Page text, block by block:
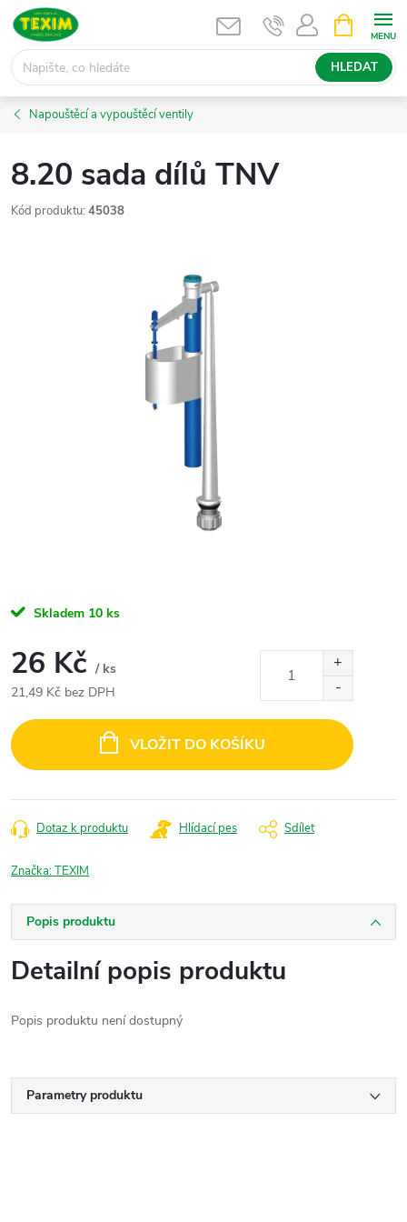
Přejít
obsah
HLEDAT
NÁKUPNÍ
KOŠÍK
Napouštěcí a vypouštěcí ventily
8.20 sada dílů TNV
Kód produktu: 45038
Skladem 10 ks
26 Kč / ks
21,49 Kč bez DPH
cena:
VLOŽIT DO KOŠÍKU
Dotaz k produktu Hlídací pes Sdílet
Značka:TEXIM
Popis produktu
Detailní popis produktu
Popis produktu není dostupný
Parametry produktu